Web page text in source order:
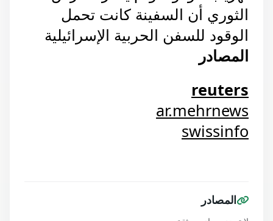
الثوري أن السفينة كانت تحمل
الوقود للسفن الحربية الإسرائيلية
المصادر
reuters
ar.mehrnews
swissinfo
المصادر